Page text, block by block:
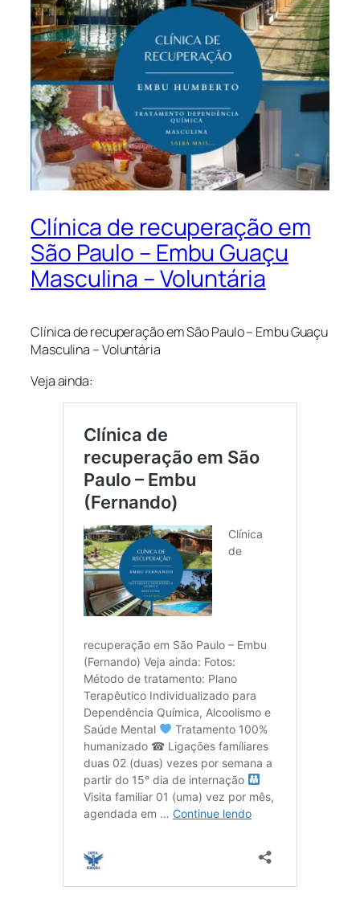
Clínica de recuperação em
São Paulo – Embu Guaçu
Masculina – Voluntária
Clínica de recuperação em São Paulo – Embu Guaçu
Masculina – Voluntária
Veja ainda: